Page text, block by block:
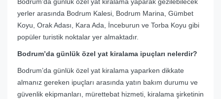
yerler arasında Bodrum Kalesi, Bodrum Marina, Gümbet
Koyu, Orak Adası, Kara Ada, İnceburun ve Torba Koyu gibi
popüler turistik noktalar yer almaktadır.
Bodrum’da günlük özel yat kiralama ipuçları nelerdir?
Bodrum’da günlük özel yat kiralama yaparken dikkate
almanız gereken ipuçları arasında yatın bakım durumu ve
güvenlik ekipmanları, mürettebat hizmeti, kiralama şirketinin